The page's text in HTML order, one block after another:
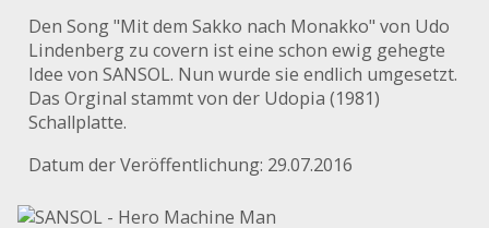
Den Song "Mit dem Sakko nach Monakko" von Udo
Lindenberg zu covern ist eine schon ewig gehegte
Idee von SANSOL. Nun wurde sie endlich umgesetzt.
Das Orginal stammt von der Udopia (1981)
Schallplatte.
Datum der Veröffentlichung: 29.07.2016